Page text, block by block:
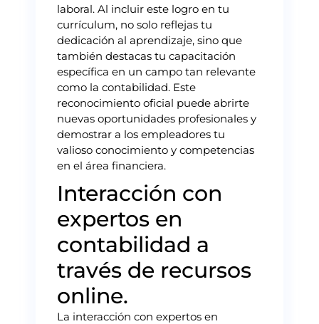
laboral. Al incluir este logro en tu
currículum, no solo reflejas tu
dedicación al aprendizaje, sino que
también destacas tu capacitación
específica en un campo tan relevante
como la contabilidad. Este
reconocimiento oficial puede abrirte
nuevas oportunidades profesionales y
demostrar a los empleadores tu
valioso conocimiento y competencias
en el área financiera.
Interacción con
expertos en
contabilidad a
través de recursos
online.
La interacción con expertos en